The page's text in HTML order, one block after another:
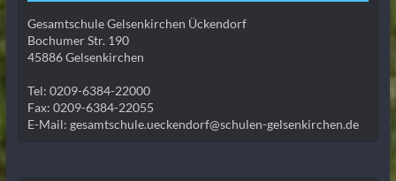
Gesamtschule Gelsenkirchen Ückendorf
Bochumer Str. 190
45886 Gelsenkirchen
Tel: 0209-6384-22000
Fax: 0209-6384-22055
E-Mail: gesamtschule.ueckendorf@schulen-gelsenkirchen.de